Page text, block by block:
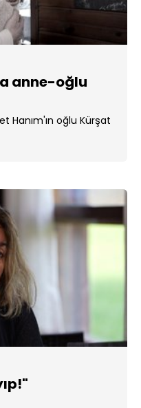
anne-oğlu
Hanım'ın oğlu Kürşat